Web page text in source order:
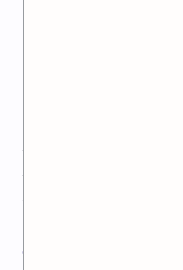
कार्कीलाई प्रधानमन्त्री
राजनैतिक दलका अपिलहरुमा
सर्वबिदितै छन् जसले गर्दा
संवैधानिक सर्वोच्चताको